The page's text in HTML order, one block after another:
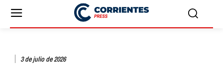
3 de julio de 2026